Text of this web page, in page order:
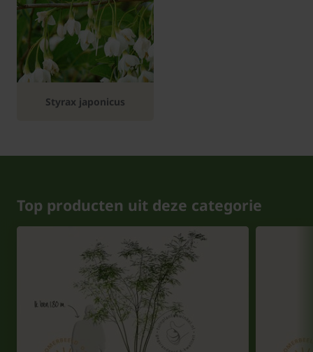
Styrax japonicus
Top producten uit deze categorie